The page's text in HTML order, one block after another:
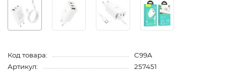
Код товара:
C99A
Артикул:
257451